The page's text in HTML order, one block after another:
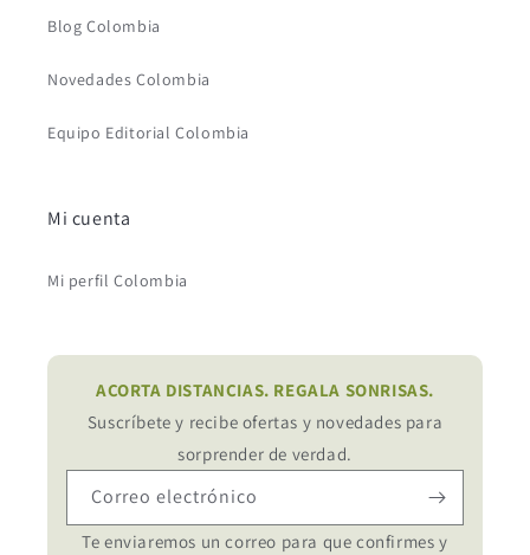
Blog Colombia
Novedades Colombia
Equipo Editorial Colombia
Mi cuenta
Mi perfil Colombia
ACORTA DISTANCIAS. REGALA SONRISAS.
Suscríbete y recibe ofertas y novedades para
sorprender de verdad.
Correo electrónico
Te enviaremos un correo para que confirmes y